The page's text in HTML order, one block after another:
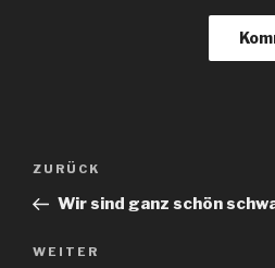
Beitrags-
Vorheriger
Beitrag
ZURÜCK
Wir sind ganz schön
Nächster
WEITER